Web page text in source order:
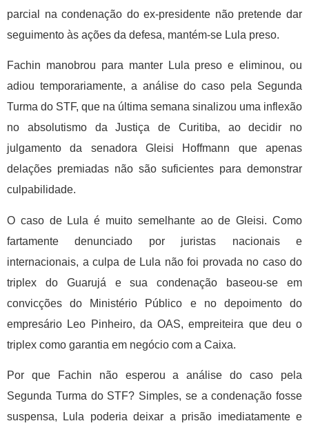
parcial na condenação do ex-presidente não pretende dar
seguimento às ações da defesa, mantém-se Lula preso.
Fachin manobrou para manter Lula preso e eliminou, ou
adiou temporariamente, a análise do caso pela Segunda
Turma do STF, que na última semana sinalizou uma inflexão
no absolutismo da Justiça de Curitiba, ao decidir no
julgamento da senadora Gleisi Hoffmann que apenas
delações premiadas não são suficientes para demonstrar
culpabilidade.
O caso de Lula é muito semelhante ao de Gleisi. Como
fartamente denunciado por juristas nacionais e
internacionais, a culpa de Lula não foi provada no caso do
triplex do Guarujá e sua condenação baseou-se em
convicções do Ministério Público e no depoimento do
empresário Leo Pinheiro, da OAS, empreiteira que deu o
triplex como garantia em negócio com a Caixa.
Por que Fachin não esperou a análise do caso pela
Segunda Turma do STF? Simples, se a condenação fosse
suspensa, Lula poderia deixar a prisão imediatamente e